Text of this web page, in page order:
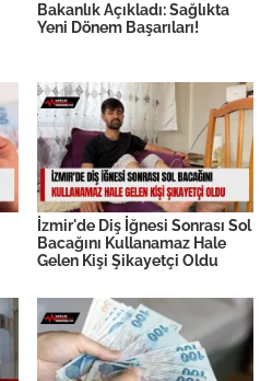
Bakanlık Açıkladı: Sağlıkta
Yeni Dönem Başarıları!
İzmir'de Diş İğnesi Sonrası Sol
Bacağını Kullanamaz Hale
Gelen Kişi Şikayetçi Oldu